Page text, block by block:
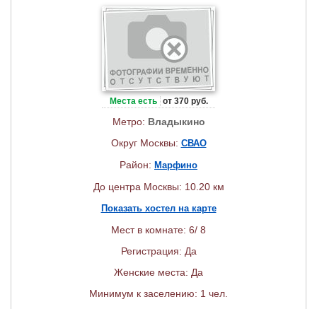
Места есть от 370 руб.
Метро: Владыкино
Округ Москвы: СВАО
Район: Марфино
До центра Москвы: 10.20 км
Показать хостел на карте
Мест в комнате: 6/ 8
Регистрация: Да
Женские места: Да
Минимум к заселению: 1 чел.